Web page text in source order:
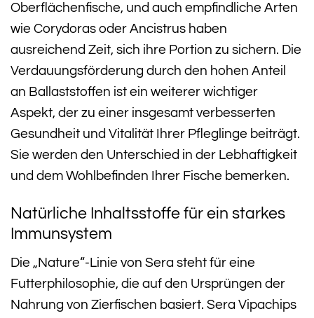
Oberflächenfische, und auch empfindliche Arten
wie Corydoras oder Ancistrus haben
ausreichend Zeit, sich ihre Portion zu sichern. Die
Verdauungsförderung durch den hohen Anteil
an Ballaststoffen ist ein weiterer wichtiger
Aspekt, der zu einer insgesamt verbesserten
Gesundheit und Vitalität Ihrer Pfleglinge beiträgt.
Sie werden den Unterschied in der Lebhaftigkeit
und dem Wohlbefinden Ihrer Fische bemerken.
Natürliche Inhaltsstoffe für ein starkes
Immunsystem
Die „Nature“-Linie von Sera steht für eine
Futterphilosophie, die auf den Ursprüngen der
Nahrung von Zierfischen basiert. Sera Vipachips